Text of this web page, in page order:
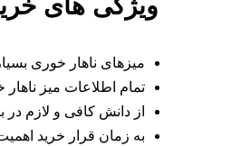
میزهای ناهار خوری
تمام اطلاعات میز
از دانش کافی و لازم در
به زمان قرار خرید